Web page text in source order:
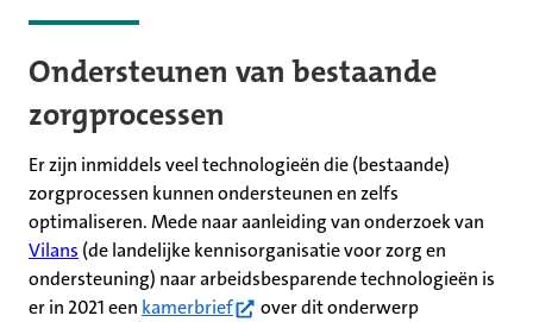
Ondersteunen van bestaande
zorgprocessen
Er zijn inmiddels veel technologieën die (bestaande)
zorgprocessen kunnen ondersteunen en zelfs
optimaliseren. Mede naar aanleiding van onderzoek van
Vilans (de landelijke kennisorganisatie voor zorg en
ondersteuning) naar arbeidsbesparende technologieën is
er in 2021 een kamerbrief(opent in nieuw tabblad)
over dit onderwerp